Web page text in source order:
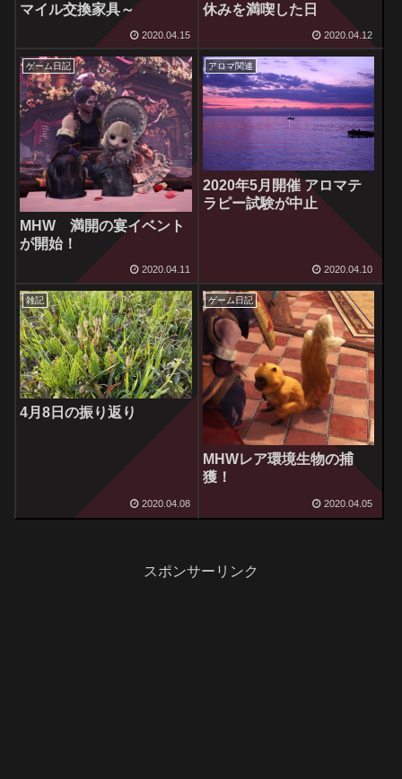
マイル交換家具～
2020.04.15
休みを満喫した日
2020.04.12
ゲーム日記
MHW 満開の宴イベント
が開始！
2020.04.11
アロマ関連
2020年5月開催 アロマテ
ラピー試験が中止
2020.04.10
雑記
4月8日の振り返り
2020.04.08
ゲーム日記
MHWレア環境生物の捕
獲！
2020.04.05
スポンサーリンク